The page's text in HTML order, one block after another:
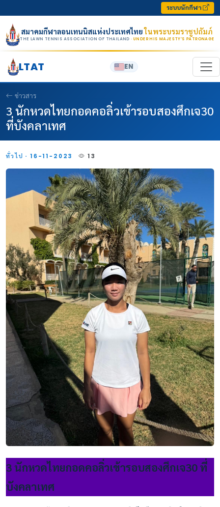
ระบบนักกีฬา
สมาคมกีฬาลอนเทนนิสแห่งประเทศไทยในพระบรมราชูปถัมภ์
THE LAWN TENNIS ASSOCIATION OF THAILAND · UNDER HIS MAJESTY’S PATRONAGE
LTAT EN
ข่าวสาร
3 นักหวดไทยกอดคอลิ่วเข้ารอบสองศึกเจ30
ที่บังคลาเทศ
ทั่วไป · 16-11-2023 13
3 นักหวดไทยกอดคอลิ่วเข้ารอบสองศึกเจ30 ที่
บังคลาเทศ